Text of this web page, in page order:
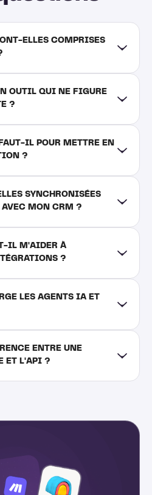
ELLES COMPRISES
OUTIL QUI NE FIGURE
?
IL POUR METTRE EN
?
SYNCHRONISÉES
AVEC MON CRM ?
IL M'AIDER À
?
LES AGENTS IA ET
ENTRE UNE
ET L'API ?